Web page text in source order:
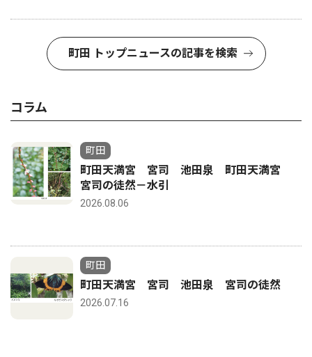
町田 トップニュースの記事を検索
コラム
町田
町田天満宮 宮司 池田泉 町田天満宮
宮司の徒然－水引
2026.08.06
町田
町田天満宮 宮司 池田泉 宮司の徒然
2026.07.16